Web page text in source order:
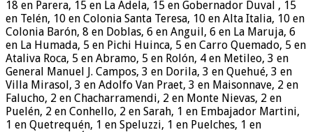
18 en Parera, 15 en La Adela, 15 en Gobernador Duval , 15
en Telén, 10 en Colonia Santa Teresa, 10 en Alta Italia, 10 en
Colonia Barón, 8 en Doblas, 6 en Anguil, 6 en La Maruja, 6
en La Humada, 5 en Pichi Huinca, 5 en Carro Quemado, 5 en
Ataliva Roca, 5 en Abramo, 5 en Rolón, 4 en Metileo, 3 en
General Manuel J. Campos, 3 en Dorila, 3 en Quehué, 3 en
Villa Mirasol, 3 en Adolfo Van Praet, 3 en Maisonnave, 2 en
Falucho, 2 en Chacharramendi, 2 en Monte Nievas, 2 en
Puelén, 2 en Conhello, 2 en Sarah, 1 en Embajador Martini,
1 en Quetrequén, 1 en Speluzzi, 1 en Puelches, 1 en